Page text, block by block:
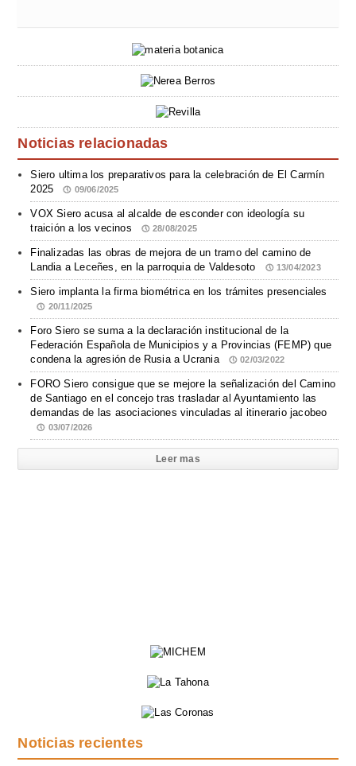
Noticias relacionadas
Siero ultima los preparativos para la celebración de El Carmín
2025
09/06/2025
VOX Siero acusa al alcalde de esconder con ideología su
traición a los vecinos
28/08/2025
Finalizadas las obras de mejora de un tramo del camino de
Landia a Leceñes, en la parroquia de Valdesoto
13/04/2023
Siero implanta la firma biométrica en los trámites presenciales
20/11/2025
Foro Siero se suma a la declaración institucional de la
Federación Española de Municipios y a Provincias (FEMP) que
condena la agresión de Rusia a Ucrania
02/03/2022
FORO Siero consigue que se mejore la señalización del Camino
de Santiago en el concejo tras trasladar al Ayuntamiento las
demandas de las asociaciones vinculadas al itinerario jacobeo
03/07/2026
Leer mas
Noticias recientes